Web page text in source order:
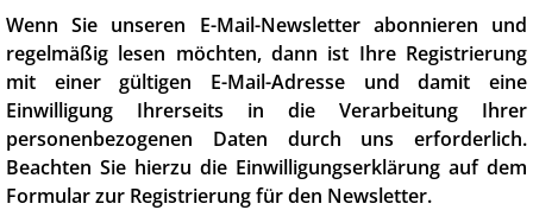
Wenn Sie unseren E-Mail-Newsletter abonnieren und
regelmäßig lesen möchten, dann ist Ihre Registrierung
mit einer gültigen E-Mail-Adresse und damit eine
Einwilligung Ihrerseits in die Verarbeitung Ihrer
personenbezogenen Daten durch uns erforderlich.
Beachten Sie hierzu die Einwilligungserklärung auf dem
Formular zur Registrierung für den Newsletter.